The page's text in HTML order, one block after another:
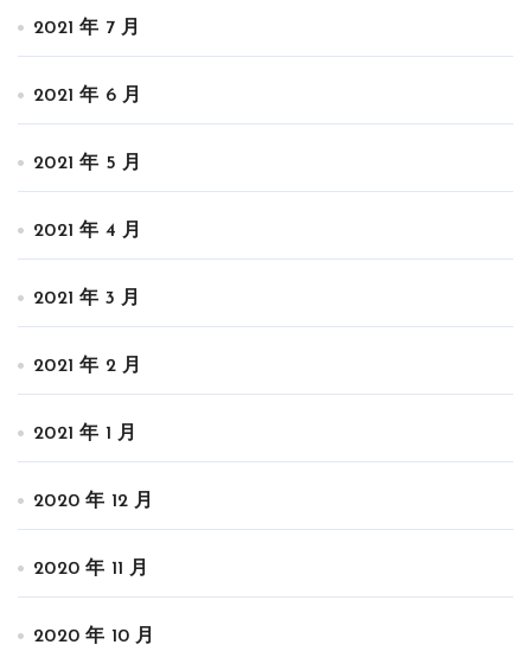
2021 年 7 月
2021 年 6 月
2021 年 5 月
2021 年 4 月
2021 年 3 月
2021 年 2 月
2021 年 1 月
2020 年 12 月
2020 年 11 月
2020 年 10 月